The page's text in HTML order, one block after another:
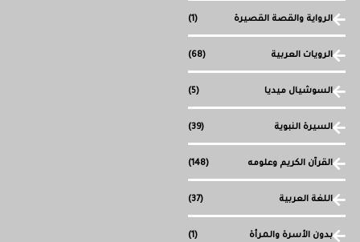
الرواية والقصة القصيرة (1)
الرويات العربية (68)
السوشيال ميديا (5)
السيرة النبوية (39)
القرآن الكريم وعلومه (148)
اللغة العربية (37)
بدون الأسرة والمرأة (1)